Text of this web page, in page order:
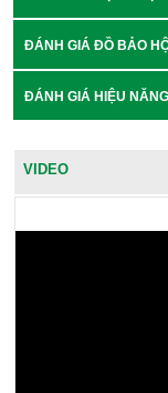
ĐÁNH GIÁ ĐỒ BẢO
ĐÁNH GIÁ HIỆU
VIDEO